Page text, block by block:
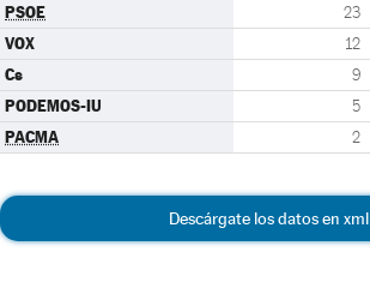
PSOE 23
VOX 12
Cs 9
PODEMOS-IU 5
PACMA 2
Descárgate los datos en xml